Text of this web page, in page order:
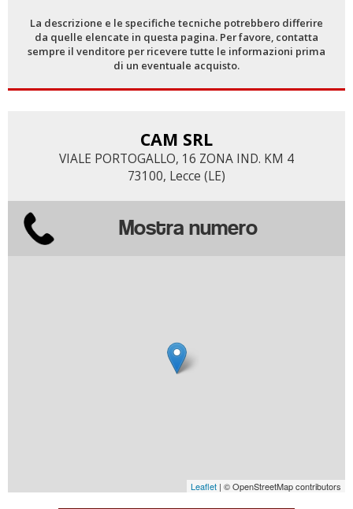
La descrizione e le specifiche tecniche potrebbero differire
da quelle elencate in questa pagina. Per favore, contatta
sempre il venditore per ricevere tutte le informazioni prima
di un eventuale acquisto.
CAM SRL
VIALE PORTOGALLO, 16 ZONA IND. KM 4
73100, Lecce (LE)
Mostra numero
Leaflet | © OpenStreetMap contributors